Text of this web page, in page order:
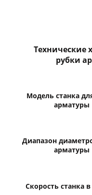
Технические
рубки
Модель станка
арматуры
Диапазон
арматуры
Скорость станка